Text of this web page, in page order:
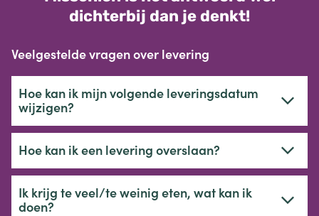
dichterbij dan je denkt!
Veelgestelde vragen over levering
Hoe kan ik mijn volgende leveringsdatum
wijzigen?
Hoe kan ik een levering overslaan?
Ik krijg te veel/te weinig eten, wat kan ik
doen?